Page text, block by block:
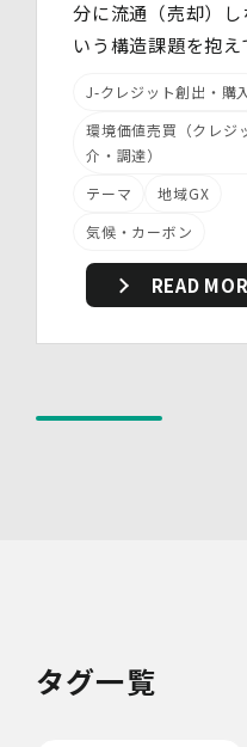
・ 個人データの取扱い
体制や取扱方法を管理し
実施しています。
・ 個人データの取扱いに
員に定期的な研修を実施
・ 個人データについての
(3)物理的安全管理措置
・個人データを取扱う区
及び持ち込む機器等の制
い者による個人データの
子媒体及び書類等を持ち
い
当社は、最適なサービス
分に流通（売却）し
いう構造課題を抱え
J-クレジット創出・購入
環境価値売買（クレジ
介・調達）
テーマ
地域GX
気候・カーボン
READ
タグ一覧